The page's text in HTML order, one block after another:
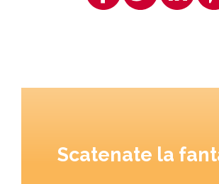
Scatenate la